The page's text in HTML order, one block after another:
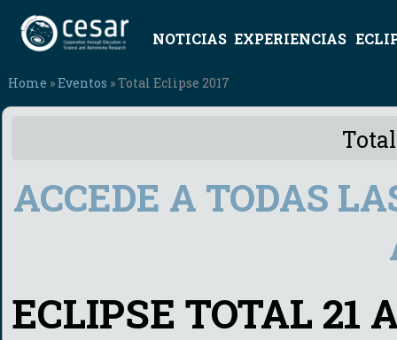
NOTICIAS EXPERIENCIAS
Home »Eventos » Total Eclipse 2017
ACCEDE A TODAS
ECLIPSE TOTAL 21